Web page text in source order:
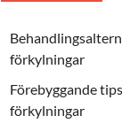
förkylningar
Förebyggande
förkylningar